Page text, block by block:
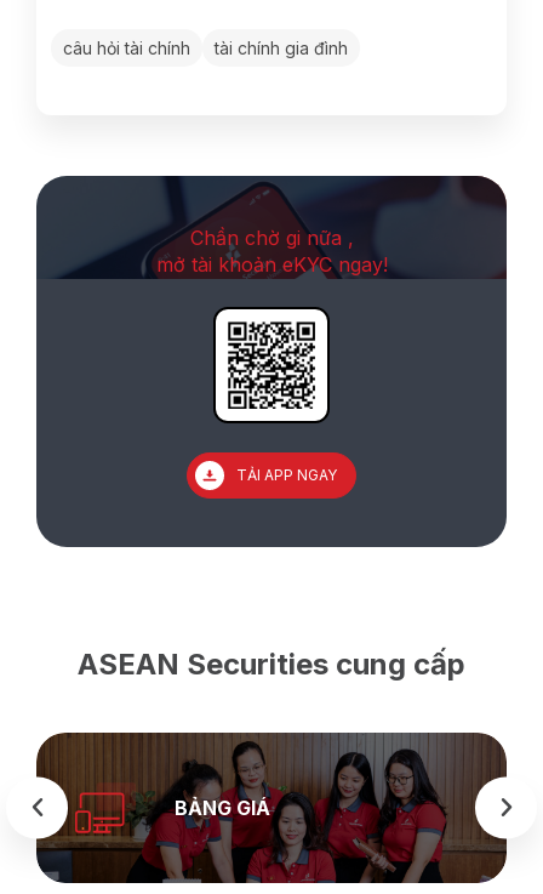
câu hỏi tài chính tài chính gia đình
Chần chờ gi nữa ,
mở tài khoản eKYC ngay!
TẢI APP NGAY
ASEAN Securities cung cấp
BẢNG GIÁ